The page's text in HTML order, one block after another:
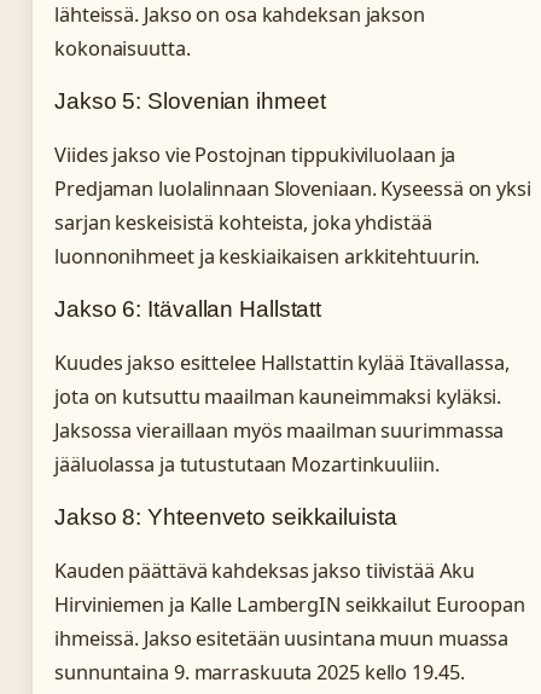
lähteissä. Jakso on osa kahdeksan jakson
kokonaisuutta.
Jakso 5: Slovenian ihmeet
Viides jakso vie Postojnan tippukiviluolaan ja
Predjaman luolalinnaan Sloveniaan. Kyseessä on yksi
sarjan keskeisistä kohteista, joka yhdistää
luonnonihmeet ja keskiaikaisen arkkitehtuurin.
Jakso 6: Itävallan Hallstatt
Kuudes jakso esittelee Hallstattin kylää Itävallassa,
jota on kutsuttu maailman kauneimmaksi kyläksi.
Jaksossa vieraillaan myös maailman suurimmassa
jääluolassa ja tutustutaan Mozartinkuuliin.
Jakso 8: Yhteenveto seikkailuista
Kauden päättävä kahdeksas jakso tiivistää Aku
Hirviniemen ja Kalle LambergIN seikkailut Euroopan
ihmeissä. Jakso esitetään uusintana muun muassa
sunnuntaina 9. marraskuuta 2025 kello 19.45.